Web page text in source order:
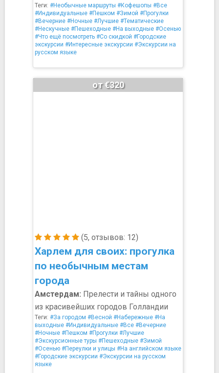
Теги: #Необычные маршруты #Кофешопы #Все
#Индивидуальные #Пешком #Зимой #Прогулки
#Вечерние #Ночные #Лучшие #Тематические
#Нескучные #Пешеходные #На выходные #Осенью
#Что ещё посмотреть #Со скидкой #Городские
экскурсии #Интересные экскурсии #Экскурсии на
русском языке
(5, отзывов: 12)
Харлем для своих: прогулка
по необычным местам
города
от €320
Амстердам: Прелести и тайны одного
из красивейших городов Голландии
Теги: #За городом #Весной #Набережные #На
выходные #Индивидуальные #Все #Вечерние
#Ночные #Пешком #Прогулки #Лучшие
#Экскурсионные туры #Пешеходные #Зимой
#Осенью #Переулки и улицы #На английском языке
#Городские экскурсии #Экскурсии на русском
языке